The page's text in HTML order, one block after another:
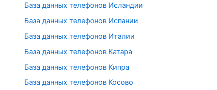
База данных телефонов Исландии
База данных телефонов Испании
База данных телефонов Италии
База данных телефонов Катара
База данных телефонов Кипра
База данных телефонов Косово